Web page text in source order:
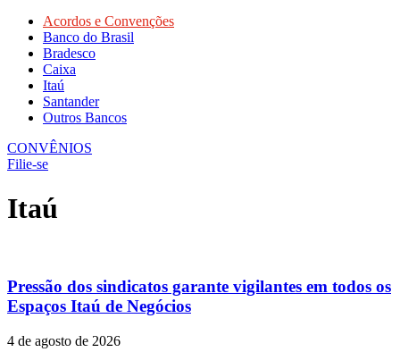
Acordos e Convenções
Banco do Brasil
Bradesco
Caixa
Itaú
Santander
Outros Bancos
CONVÊNIOS
Filie-se
Itaú
Pressão dos sindicatos garante vigilantes em todos os
Espaços Itaú de Negócios
4 de agosto de 2026